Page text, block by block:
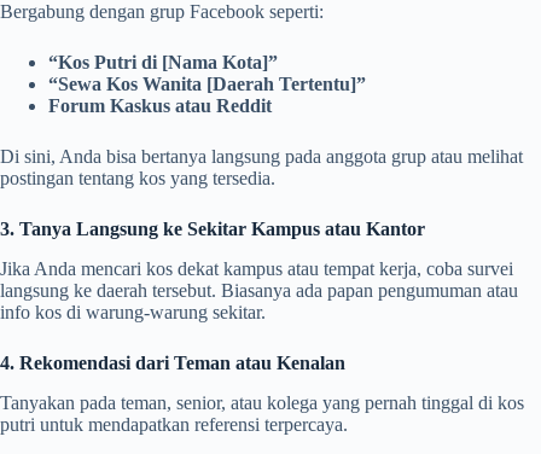
Bergabung dengan grup Facebook seperti:
“Kos Putri di [Nama Kota]”
“Sewa Kos Wanita [Daerah Tertentu]”
Forum Kaskus atau Reddit
Di sini, Anda bisa bertanya langsung pada anggota grup atau melihat
postingan tentang kos yang tersedia.
3. Tanya Langsung ke Sekitar Kampus atau Kantor
Jika Anda mencari kos dekat kampus atau tempat kerja, coba survei
langsung ke daerah tersebut. Biasanya ada papan pengumuman atau
info kos di warung-warung sekitar.
4. Rekomendasi dari Teman atau Kenalan
Tanyakan pada teman, senior, atau kolega yang pernah tinggal di kos
putri untuk mendapatkan referensi terpercaya.